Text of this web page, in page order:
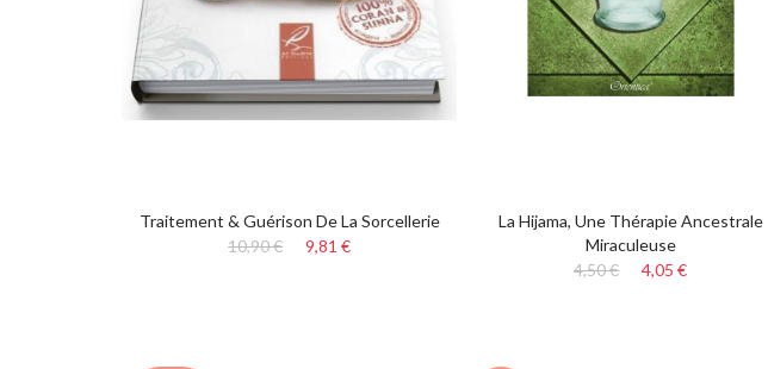
Traitement & Guérison De La Sorcellerie
10,90 €
9,81 €
La Hijama, Une Thérapie Ancestrale
Miraculeuse
4,50 €
4,05 €